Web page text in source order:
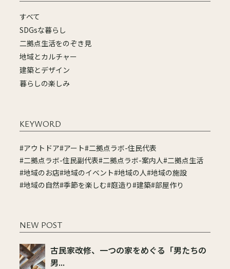
すべて
SDGsな暮らし
二拠点生活をのぞき見
地域とカルチャー
建築とデザイン
暮らしの楽しみ
KEYWORD
#アウトドア#アート#二拠点ラボ-住民代表
#二拠点ラボ-住民副代表#二拠点ラボ-案内人#二拠点生活
#地域のお店#地域のイベント#地域の人#地域の施設
#地域の自然#季節を楽しむ#庭造り#建築#部屋作り
NEW POST
古民家改修、一つの家をめぐる「男たちの
男...